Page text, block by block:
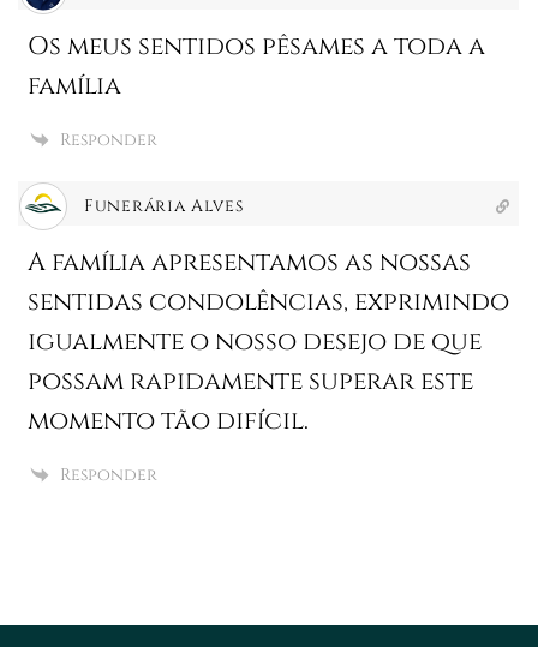
Os meus sentidos pêsames a toda a
família
Responder
Funerária Alves
A família apresentamos as nossas
sentidas condolências, exprimindo
igualmente o nosso desejo de que
possam rapidamente superar este
momento tão difícil.
Responder